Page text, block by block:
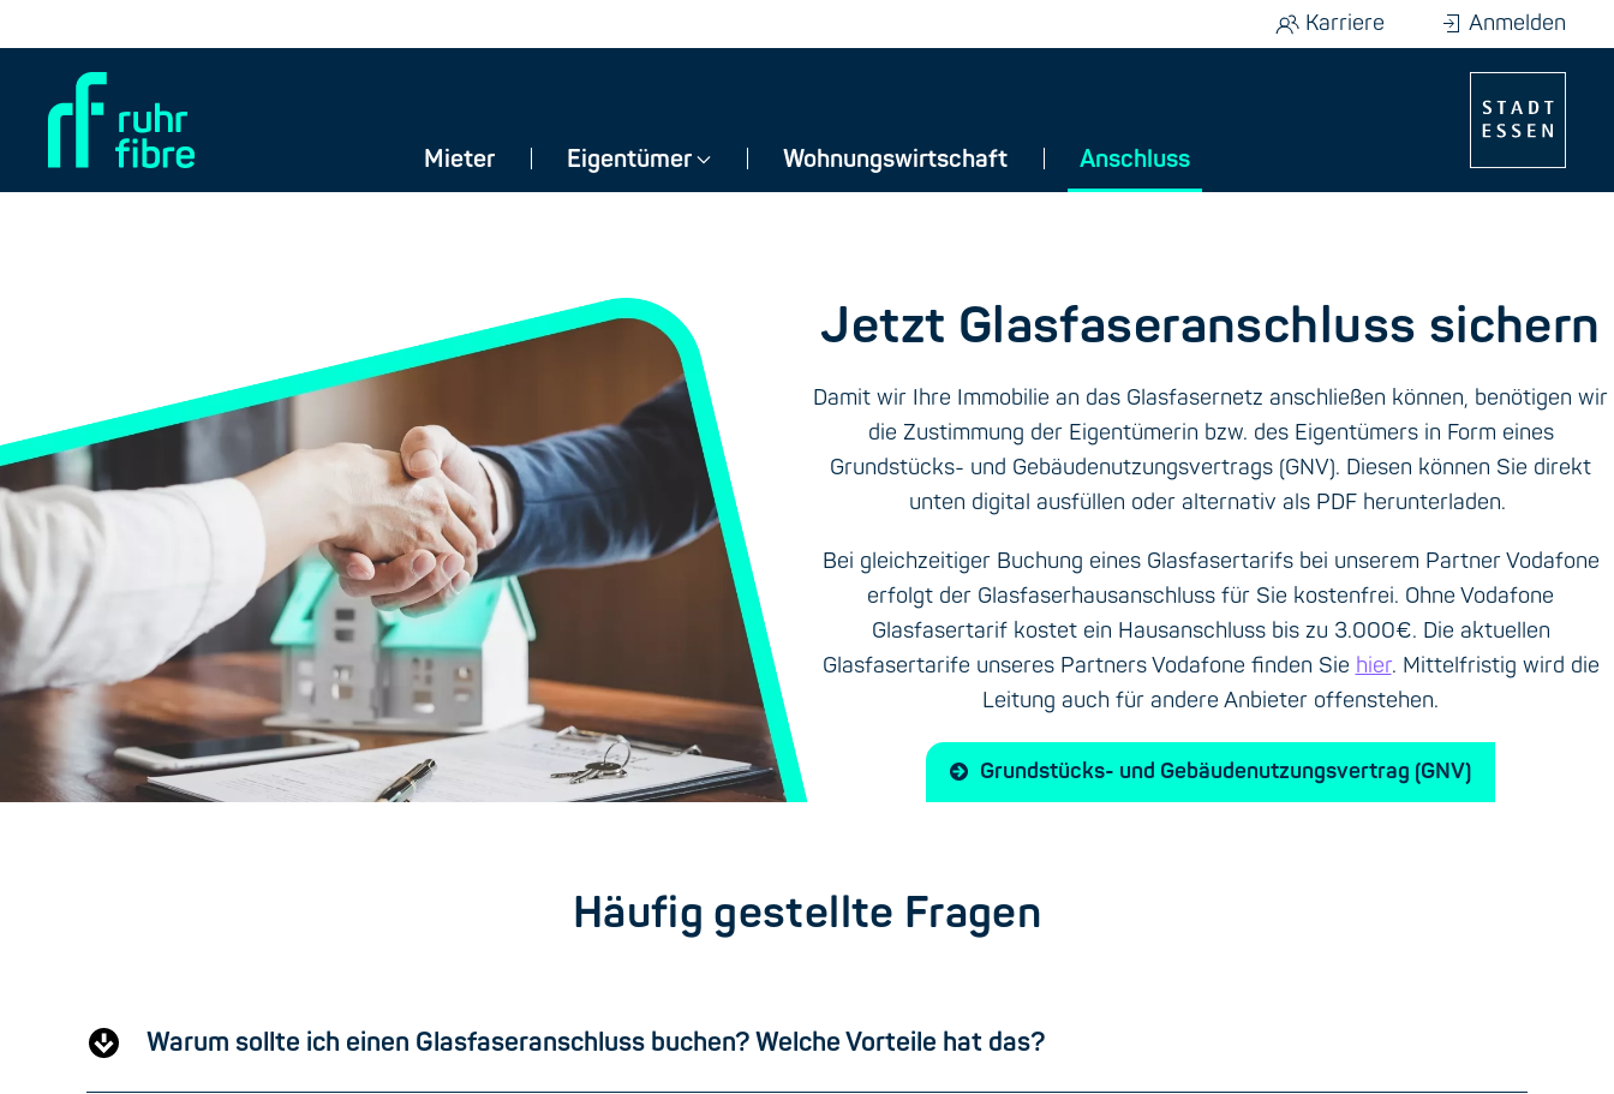
Karriere Anmelden
Mieter Eigentümer Wohnungswirtschaft Anschluss
Jetzt Glasfaseranschluss sichern
Damit wir Ihre Immobilie an das Glasfasernetz anschließen können, benötigen wir
die Zustimmung der Eigentümerin bzw. des Eigentümers in Form eines
Grundstücks- und Gebäudenutzungsvertrags (GNV). Diesen können Sie direkt
unten digital ausfüllen oder alternativ als PDF herunterladen.
Bei gleichzeitiger Buchung eines Glasfasertarifs bei unserem Partner Vodafone
erfolgt der Glasfaserhausanschluss für Sie kostenfrei. Ohne Vodafone
Glasfasertarif kostet ein Hausanschluss bis zu 3.000€. Die aktuellen
Glasfasertarife unseres Partners Vodafone finden Sie hier. Mittelfristig wird die
Leitung auch für andere Anbieter offenstehen.
Grundstücks- und Gebäudenutzungsvertrag (GNV)
Häufig gestellte Fragen
Warum sollte ich einen Glasfaseranschluss buchen? Welche Vorteile hat das?